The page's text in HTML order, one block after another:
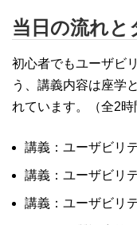
当日の流れ
初心者でもユーザビ
う、講義内容は座学
れています。（全2時
講義：ユーザビリ
講義：ユーザビリ
講義：ユーザビリ